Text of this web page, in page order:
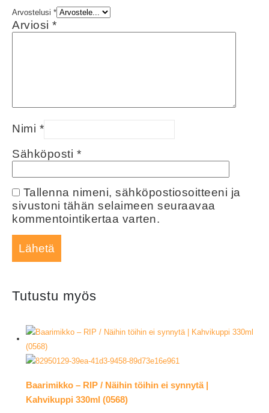
Arvostelusi *
Arviosi *
Nimi *
Sähköposti *
Tallenna nimeni, sähköpostiosoitteeni ja
sivustoni tähän selaimeen seuraavaa
kommentointikertaa varten.
Tutustu myös
Baarimikko – RIP / Näihin töihin ei synnytä |
Kahvikuppi 330ml (0568)